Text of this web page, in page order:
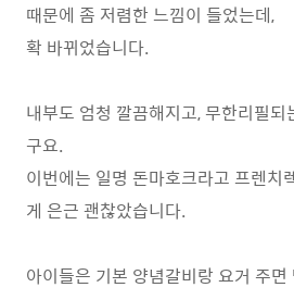
때문에 좀 저렴한 느낌이 들었는데,
확 바뀌었습니다.
내부도 엄청 깔끔해지고, 무한리필
구요.
이번에는 일명 돈마호크라고 프렌치
게 은근 괜찮았습니다.
아이들은 기본 양념갈비랑 요거 주면